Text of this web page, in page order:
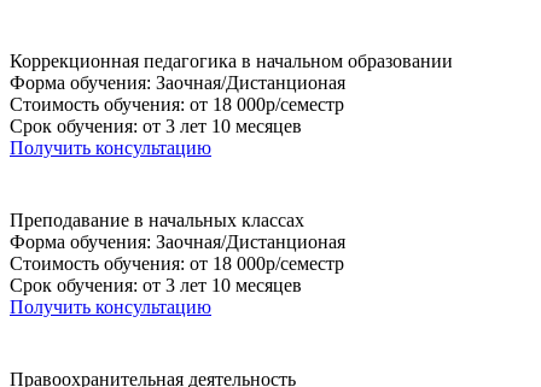
Коррекционная педагогика в начальном образовании
Форма обучения: Заочная/Дистанционая
Стоимость обучения: от 18 000р/семестр
Срок обучения: от 3 лет 10 месяцев
Получить консультацию
Преподавание в начальных классах
Форма обучения: Заочная/Дистанционая
Стоимость обучения: от 18 000р/семестр
Срок обучения: от 3 лет 10 месяцев
Получить консультацию
Правоохранительная деятельность